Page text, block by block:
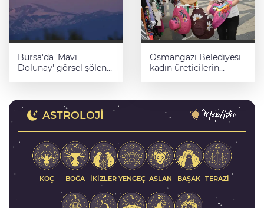
Bursa'da 'Mavi
Dolunay' görsel şölen
Osmangazi Belediyesi
kadın üreticilerin
ASTROLOJI
KOÇ BOĞA İKIZLER YENGEÇ ASLAN BAŞAK TERAZI